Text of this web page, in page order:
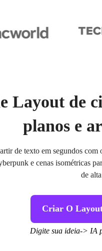
Layout de
planos e
de texto em segundos
e cenas isométricas
de
Criar O
Digite sua ideia-> IA